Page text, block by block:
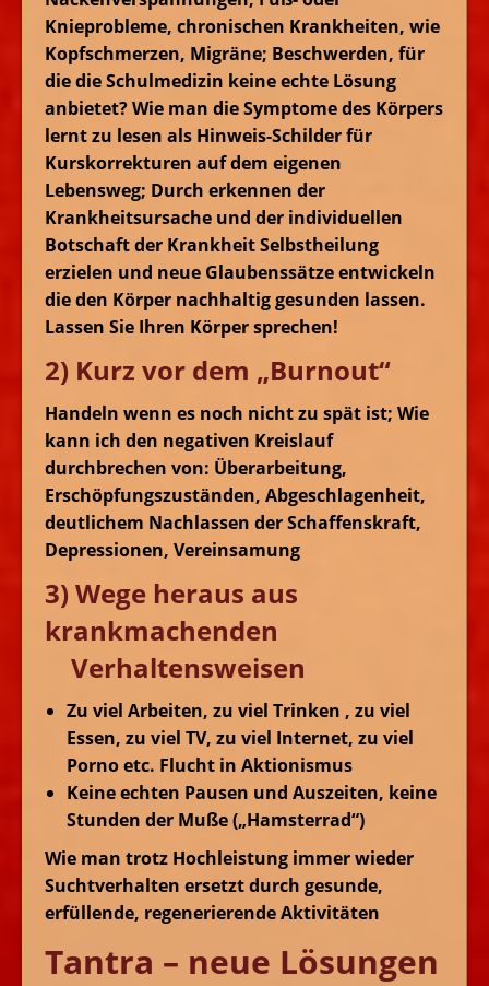
Knieprobleme, chronischen Krankheiten, wie
Kopfschmerzen, Migräne; Beschwerden, für
die die Schulmedizin keine echte Lösung
anbietet? Wie man die Symptome des Körpers
lernt zu lesen als Hinweis-Schilder für
Kurskorrekturen auf dem eigenen
Lebensweg; Durch erkennen der
Krankheitsursache und der individuellen
Botschaft der Krankheit Selbstheilung
erzielen und neue Glaubenssätze entwickeln
die den Körper nachhaltig gesunden lassen.
Lassen Sie Ihren Körper sprechen!
2) Kurz vor dem „Burnout“
Handeln wenn es noch nicht zu spät ist; Wie
kann ich den negativen Kreislauf
durchbrechen von: Überarbeitung,
Erschöpfungszuständen, Abgeschlagenheit,
deutlichem Nachlassen der Schaffenskraft,
Depressionen, Vereinsamung
3) Wege heraus aus
krankmachenden
Verhaltensweisen
Zu viel Arbeiten, zu viel Trinken , zu viel
Essen, zu viel TV, zu viel Internet, zu viel
Porno etc. Flucht in Aktionismus
Keine echten Pausen und Auszeiten, keine
Stunden der Muße („Hamsterrad“)
Wie man trotz Hochleistung immer wieder
Suchtverhalten ersetzt durch gesunde,
erfüllende, regenerierende Aktivitäten
Tantra – neue Lösungen